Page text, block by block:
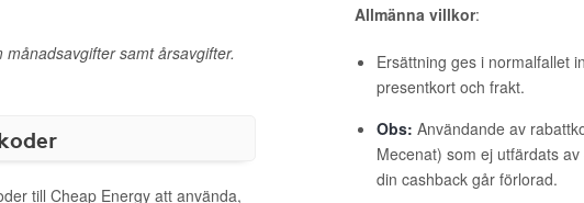
samt årsavgifter.
till Cheap Energy att använda,
Allmänna villkor:
Ersättning ges i normalfallet
presentkort och frakt.
Obs: Användande av
Mecenat) som ej utfärdats
din cashback går förlorad.